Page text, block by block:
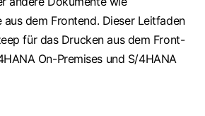
dem Frontend. Dieser Leitfaden
für das Drucken aus dem Front-
On-Premises und S/4HANA